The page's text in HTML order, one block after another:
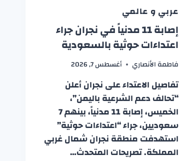
عربي و عالمي
إصابة 11 مدنياً في نجران جراء
اعتداءات حوثية بالسعودية
فاطمة الأنصاري أغسطس 7, 2026
تفاصيل الاعتداء على نجران أعلن
“تحالف دعم الشرعية باليمن”،
الخميس، إصابة 11 مدنياً، بينهم 7
سعوديين، جراء “اعتداءات حوثية”
استهدفت منطقة نجران شمال غربي
المملكة. تصريحات المتحدث…